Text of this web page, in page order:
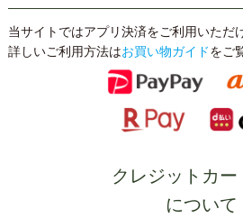
【お月見のお茶&特別企画＆季節の
が始まりました】
平素はあきは茶園をご愛顧頂き、誠
お待たせしました。本日より、世界
農法」で作った人気の【お月見のお
物にピッタリの特別ギフト。さらに
ります。楽しいお茶の時間のお供に
（2025年10月1日AM9時迄）
◎お月見のお茶＆特別企画商品はこち
当サイトではアプリ決済をご利用いただ
詳しいご利用方法はお買い物ガイド をご
クレジットカー
について